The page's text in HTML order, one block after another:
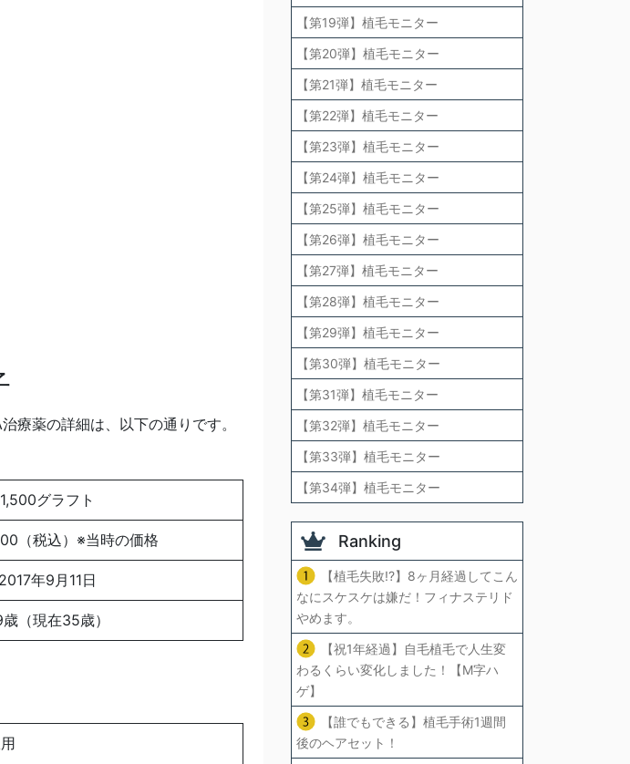
療薬の詳細は、以下の通りです。
1,500グラフト
（税込）※当時の価格
2017年9月11日
（現在35歳）
【第19弾】植毛モニター
【第20弾】植毛モニター
【第21弾】植毛モニター
【第22弾】植毛モニター
【第23弾】植毛モニター
【第24弾】植毛モニター
【第25弾】植毛モニター
【第26弾】植毛モニター
【第27弾】植毛モニター
【第28弾】植毛モニター
【第29弾】植毛モニター
【第30弾】植毛モニター
【第31弾】植毛モニター
【第32弾】植毛モニター
【第33弾】植毛モニター
【第34弾】植毛モニター
Ranking
【植毛失敗!?】8ヶ月経過してこん
なにスケスケは嫌だ！フィナステリド
やめます。
【祝1年経過】自毛植毛で人生変
わるくらい変化しました！【M字ハ
ゲ】
【誰でもできる】植毛手術1週間
後のヘアセット！